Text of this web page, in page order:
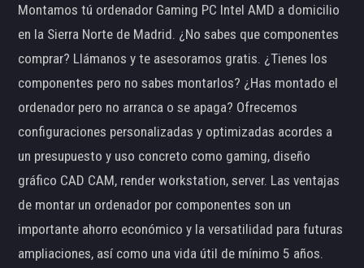
Montamos tú ordenador Gaming PC Intel AMD a domicilio
en la Sierra Norte de Madrid. ¿No sabes que componentes
comprar? Llámanos y te asesoramos gratis. ¿Tienes los
componentes pero no sabes montarlos? ¿Has montado el
ordenador pero no arranca o se apaga? Ofrecemos
configuraciones personalizadas y optimizadas acordes a
un presupuesto y uso concreto como gaming, diseño
gráfico CAD CAM, render workstation, server. Las ventajas
de montar un ordenador por componentes son un
importante ahorro económico y la versatilidad para futuras
ampliaciones, así como una vida útil de mínimo 5 años.